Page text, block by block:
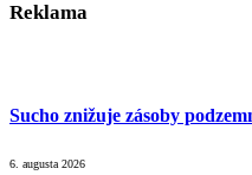
Reklama
Sucho znižuje zásoby
6. augusta 2026